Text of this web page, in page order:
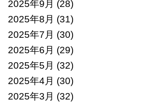
2025年9月 (28)
2025年8月 (31)
2025年7月 (30)
2025年6月 (29)
2025年5月 (32)
2025年4月 (30)
2025年3月 (32)